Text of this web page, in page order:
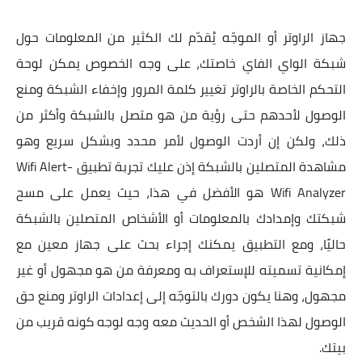
جهاز الراوتر أو الموجّه يُقدّم لك الكثير من المعلومات حول
شبكة الواي الفاي خاصتك، على وجه الخصوص يمكن لوحة
التحكم الخاصة بالراوتر تغيير كلمة المرور وإخفاء الشبكة ومنع
الوصول لأحدهم حتى رؤية من هو متصل بالشبكة وأكثر من
ذلك، ولكن إن أردت الوصول لأمر محدد وبشكل سريع وهو
مشاهدة المتصلين بالشبكة إذن عليك تجربة تطبيق Wifi Alert-
Wifi Analyzer هو الأفضل في هذا، حيث يعمل على مسح
شبكتك وإمدادك بالمعلومات أو الأشخاص المتصلين بالشبكة
حاليًا، ومع التطبيق يمكنك إجراء بحث على جهاز معين مع
إمكانية تسميته للإستعراف به ومعرفة من هو مجهول أو غير
مجهول، وهنا يكون دورك بالتوجّه إلى إعدادات الراوتر ومنع حق
الوصول لهذا الشخص أو الحديث معه وجه لوجه كونه قريب من
بيتك.